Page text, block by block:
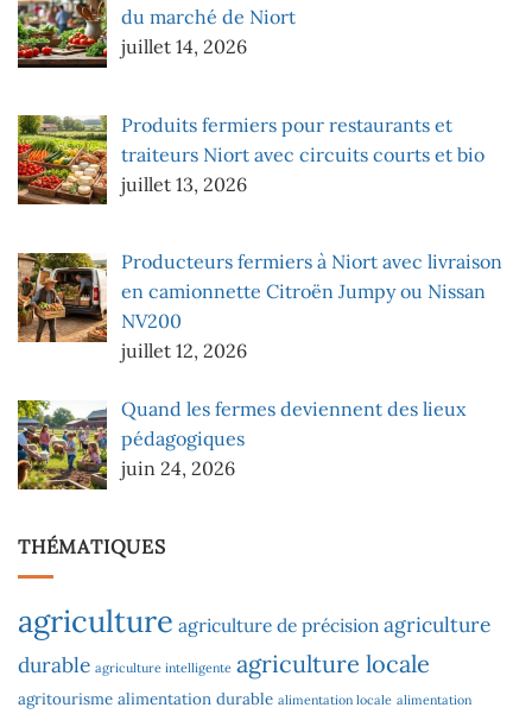
du marché de Niort
juillet 14, 2026
Produits fermiers pour restaurants et
traiteurs Niort avec circuits courts et bio
juillet 13, 2026
Producteurs fermiers à Niort avec livraison
en camionnette Citroën Jumpy ou Nissan
NV200
juillet 12, 2026
Quand les fermes deviennent des lieux
pédagogiques
juin 24, 2026
THÉMATIQUES
agriculture agriculture de précision agriculture
durable agriculture intelligente agriculture locale
agritourisme alimentation durable alimentation locale alimentation